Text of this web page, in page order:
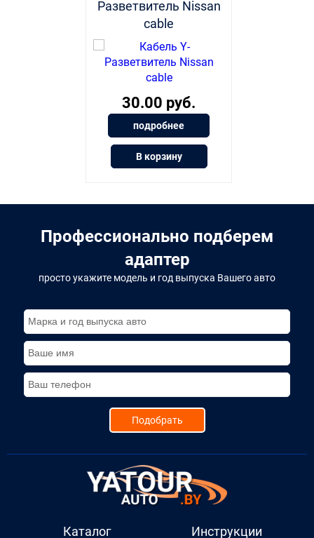
Разветвитель Nissan
cable
30.00 руб.
подробнее
В корзину
Професcионально подберем
адаптер
просто укажите модель и год выпуска Вашего авто
Подобрать
Каталог Инструкции